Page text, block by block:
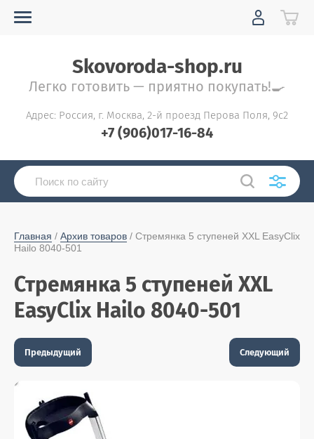
Skovoroda-shop.ru
Легко готовить — приятно покупать!🍳
Адрес: Россия, г. Москва, 2-й проезд Перова Поля, 9с2
+7 (906)017-16-84
Главная / Архив товаров / Стремянка 5 ступеней XXL EasyClix
Hailo 8040-501
Стремянка 5 ступеней XXL
EasyClix Hailo 8040-501
Предыдущий Следующий